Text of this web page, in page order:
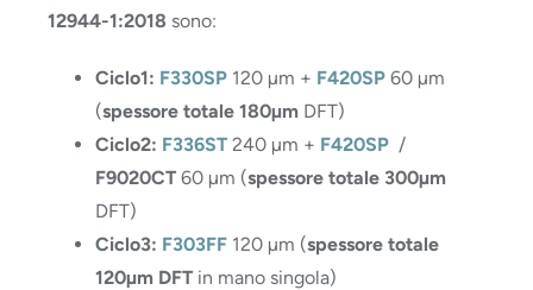
12944-1:2018 sono:
Ciclo1: F330SP 120 µm + F420SP 60 µm
(spessore totale 180µm DFT)
Ciclo2: F336ST 240 µm + F420SP /
F9020CT 60 µm (spessore totale 300µm
DFT)
Ciclo3: F303FF 120 µm (spessore totale
120µm DFT in mano singola)